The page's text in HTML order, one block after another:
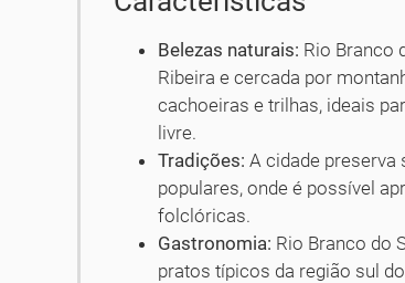
Belezas naturais: Rio Branco
Ribeira e cercada por
cachoeiras e trilhas, ideais
livre.
Tradições: A cidade
populares, onde é possível
folclóricas.
Gastronomia: Rio Branco do
pratos típicos da região sul